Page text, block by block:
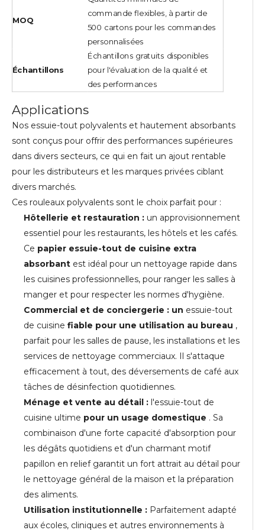
MOQ
commande flexibles, à partir de
500 cartons pour les commandes
personnalisées
Échantillons
Échantillons gratuits disponibles
pour l'évaluation de la qualité et
des performances
Applications
Nos essuie-tout polyvalents et hautement absorbants
sont conçus pour offrir des performances supérieures
dans divers secteurs, ce qui en fait un ajout rentable
pour les distributeurs et les marques privées ciblant
divers marchés.
Ces rouleaux polyvalents sont le choix parfait pour :
Hôtellerie et restauration : un approvisionnement
essentiel pour les restaurants, les hôtels et les cafés.
Ce papier essuie-tout de cuisine extra
absorbant est idéal pour un nettoyage rapide dans
les cuisines professionnelles, pour ranger les salles à
manger et pour respecter les normes d'hygiène.
Commercial et de conciergerie : un essuie-tout
de cuisine fiable pour une utilisation au bureau ,
parfait pour les salles de pause, les installations et les
services de nettoyage commerciaux. Il s'attaque
efficacement à tout, des déversements de café aux
tâches de désinfection quotidiennes.
Ménage et vente au détail : l'essuie-tout de
cuisine ultime pour un usage domestique . Sa
combinaison d'une forte capacité d'absorption pour
les dégâts quotidiens et d'un charmant motif
papillon en relief garantit un fort attrait au détail pour
le nettoyage général de la maison et la préparation
des aliments.
Utilisation institutionnelle : Parfaitement adapté
aux écoles, cliniques et autres environnements à